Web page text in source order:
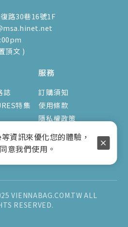
路30巷16號1F
頂文 )
誌
特集
服務
訂購須知
使用條款
隱私權政策
VIENNABAG.COM.TW ALL
RESERVED.
資訊來優化您的體驗，
意我們使用。